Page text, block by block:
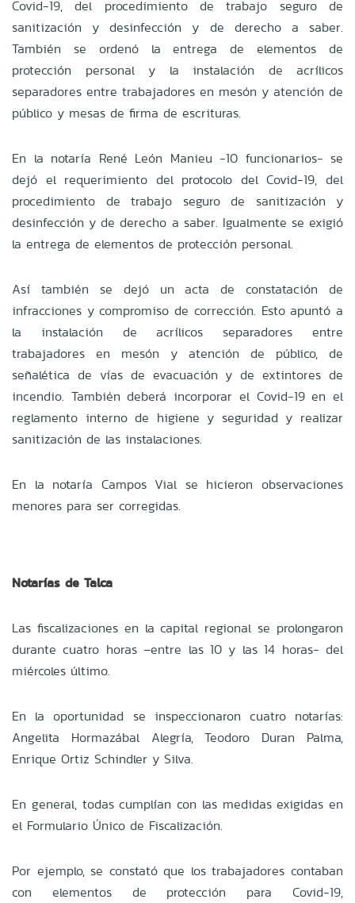
Covid-19, del procedimiento de trabajo seguro de
sanitización y desinfección y de derecho a saber.
También se ordenó la entrega de elementos de
protección personal y la instalación de acrílicos
separadores entre trabajadores en mesón y atención de
público y mesas de firma de escrituras.
En la notaría René León Manieu -10 funcionarios- se
dejó el requerimiento del protocolo del Covid-19, del
procedimiento de trabajo seguro de sanitización y
desinfección y de derecho a saber. Igualmente se exigió
la entrega de elementos de protección personal.
Así también se dejó un acta de constatación de
infracciones y compromiso de corrección. Esto apuntó a
la instalación de acrílicos separadores entre
trabajadores en mesón y atención de público, de
señalética de vías de evacuación y de extintores de
incendio. También deberá incorporar el Covid-19 en el
reglamento interno de higiene y seguridad y realizar
sanitización de las instalaciones.
En la notaría Campos Vial se hicieron observaciones
menores para ser corregidas.
Notarías de Talca
Las fiscalizaciones en la capital regional se prolongaron
durante cuatro horas –entre las 10 y las 14 horas- del
miércoles último.
En la oportunidad se inspeccionaron cuatro notarías:
Angelita Hormazábal Alegría, Teodoro Duran Palma,
Enrique Ortiz Schindler y Silva.
En general, todas cumplían con las medidas exigidas en
el Formulario Único de Fiscalización.
Por ejemplo, se constató que los trabajadores contaban
con elementos de protección para Covid-19,